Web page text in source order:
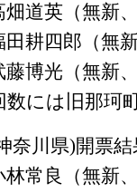
英（無新、
四郎（無新
光（無新、
には旧那珂
奈川県)開票
常良（無新